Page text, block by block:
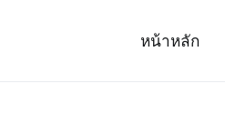
หน้าหลัก